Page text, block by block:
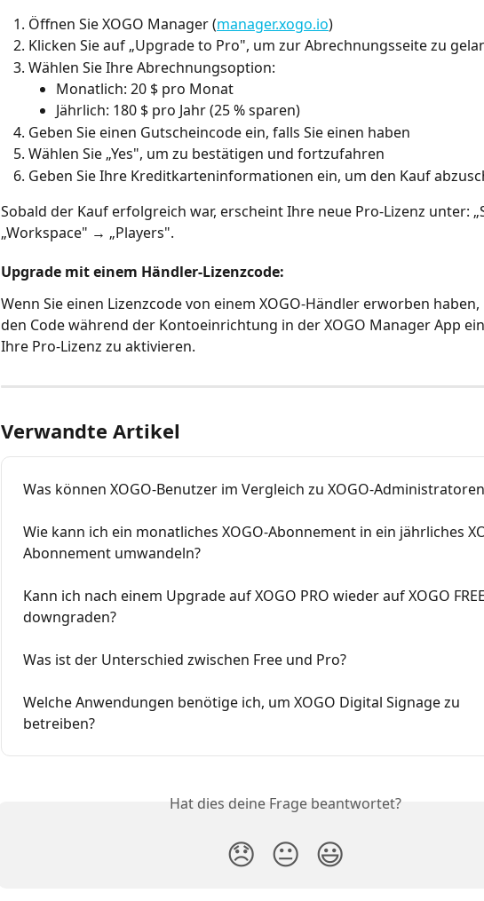
Öffnen Sie XOGO Manager (manager.xogo.io)
Klicken Sie auf „Upgrade to Pro", um zur Abrechnungsseite zu
Wählen Sie Ihre Abrechnungsoption:
Monatlich: 20 $ pro Monat
Jährlich: 180 $ pro Jahr (25 % sparen)
Geben Sie einen Gutscheincode ein, falls Sie einen haben
Wählen Sie „Yes", um zu bestätigen und fortzufahren
Geben Sie Ihre Kreditkarteninformationen ein, um den Kauf
Sobald der Kauf erfolgreich war, erscheint Ihre neue Pro-Lizenz unter:
„Workspace" → „Players".
Upgrade mit einem Händler-Lizenzcode:
Wenn Sie einen Lizenzcode von einem XOGO-Händler erworben
den Code während der Kontoeinrichtung in der XOGO Manager App
Ihre Pro-Lizenz zu aktivieren.
Verwandte Artikel
Was können XOGO-Benutzer im Vergleich zu XOGO-
Wie kann ich ein monatliches XOGO-Abonnement in ein jährliches
Abonnement umwandeln?
Kann ich nach einem Upgrade auf XOGO PRO wieder auf XOGO FREE
downgraden?
Was ist der Unterschied zwischen Free und Pro?
Welche Anwendungen benötige ich, um XOGO Digital Signage zu
betreiben?
Hat dies deine Frage beantwortet?
😞 😐 😃